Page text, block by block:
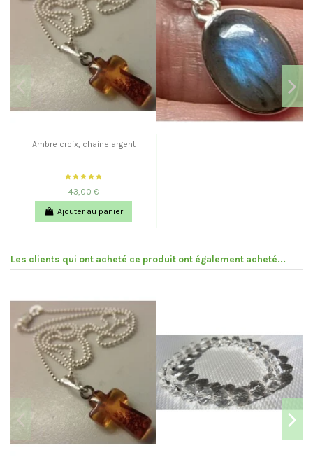
Ambre croix, chaine argent
43,00 €
Ajouter au panier
Les clients qui ont acheté ce produit ont également acheté...